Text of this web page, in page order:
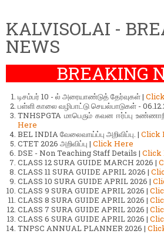
KALVISOLAI -
NEWS
BREAKING
டிசம்பர் 10 - ல் அரையாண்டுத் தேர்வுகள் |
பள்ளி காலை வழிபாட்டு செயல்பாடுகள் -
TNHSPGTA மாபெரும் கவன ஈர்ப்பு
Here
BEL INDIA வேலைவாய்ப்பு அறிவிப்பு. | Click
CTET 2026 அறிவிப்பு | Click Here
DSE - Non Teaching Staff Details | Click
CLASS 12 SURA GUIDE MARCH 2026 |
CLASS 11 SURA GUIDE APRIL 2026 |
CLASS 10 SURA GUIDE APRIL 2026 |
CLASS 9 SURA GUIDE APRIL 2026 |
CLASS 8 SURA GUIDE APRIL 2026 |
CLASS 7 SURA GUIDE APRIL 2026 |
CLASS 6 SURA GUIDE APRIL 2026 |
TNPSC ANNUAL PLANNER 2026 |